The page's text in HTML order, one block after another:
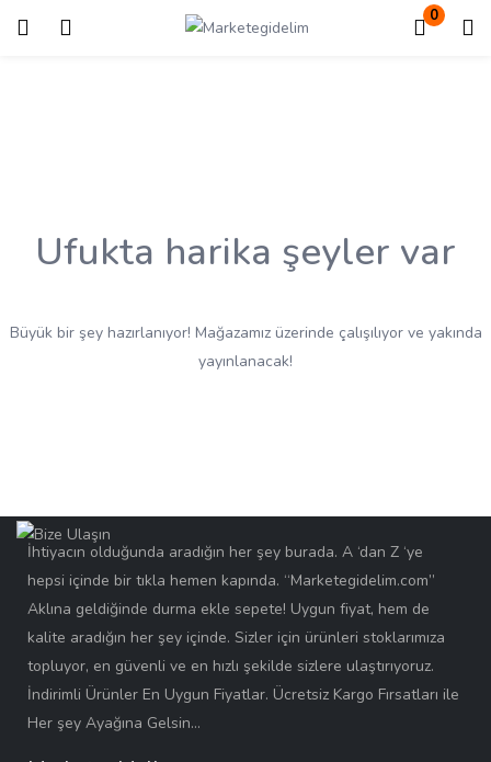
0
Giriş Kayıt ol
Ufukta harika şeyler var
Büyük bir şey hazırlanıyor! Mağazamız üzerinde çalışılıyor ve yakında
yayınlanacak!
İhtiyacın olduğunda aradığın her şey burada. A ‘dan Z ‘ye
hepsi içinde bir tıkla hemen kapında. “Marketegidelim.com”
Aklına geldiğinde durma ekle sepete! Uygun fiyat, hem de
kalite aradığın her şey içinde. Sizler için ürünleri stoklarımıza
topluyor, en güvenli ve en hızlı şekilde sizlere ulaştırıyoruz.
İndirimli Ürünler En Uygun Fiyatlar. Ücretsiz Kargo Fırsatları ile
Her şey Ayağına Gelsin…